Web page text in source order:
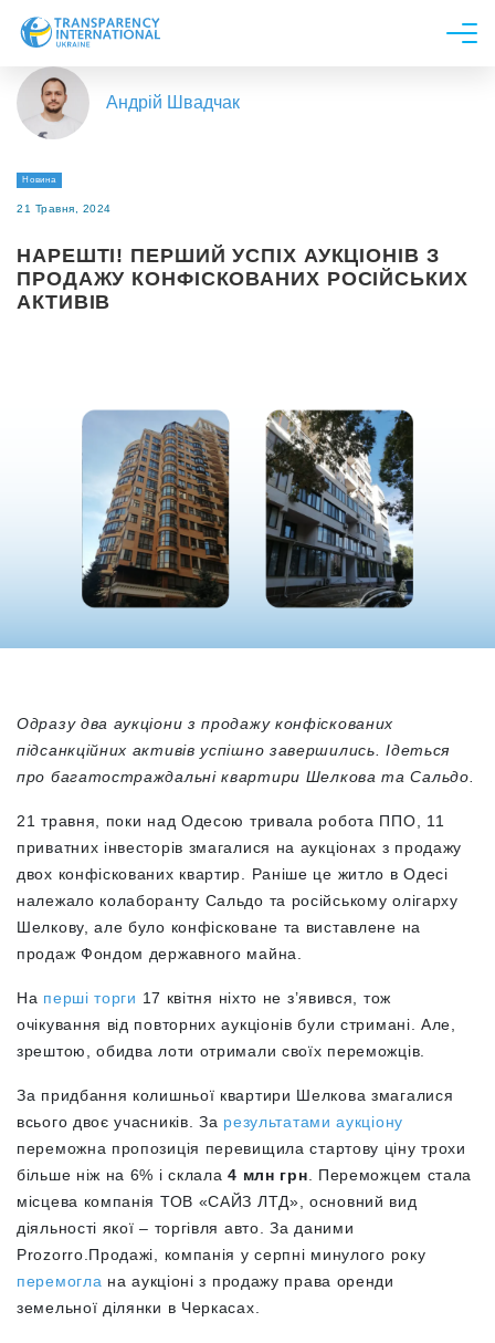
Про нас
Новини
Напрями роботи
Долучитися
Андрій Швадчак
Новина
21 Травня, 2024
НАРЕШТІ! ПЕРШИЙ УСПІХ АУКЦІОНІВ З
ПРОДАЖУ КОНФІСКОВАНИХ РОСІЙСЬКИХ
АКТИВІВ
Одразу два аукціони з продажу конфіскованих
підсанкційних активів успішно завершились. Ідеться
про багатостраждальні квартири Шелкова та Сальдо.
21 травня, поки над Одесою тривала робота ППО, 11
приватних інвесторів змагалися на аукціонах з продажу
двох конфіскованих квартир. Раніше це житло в Одесі
належало колаборанту Сальдо та російському олігарху
Шелкову, але було конфісковане та виставлене на
продаж Фондом державного майна.
На перші торги 17 квітня ніхто не з’явився, тож
очікування від повторних аукціонів були стримані. Але,
зрештою, обидва лоти отримали своїх переможців.
За придбання колишньої квартири Шелкова змагалися
всього двоє учасників. За результатами аукціону
переможна пропозиція перевищила стартову ціну трохи
більше ніж на 6% і склала4 млн грн . Переможцем стала
місцева компанія ТОВ «САЙЗ ЛТД», основний вид
діяльності якої – торгівля авто. За даними
Prozorro.Продажі, компанія у серпні минулого року
перемогла на аукціоні з продажу права оренди
земельної ділянки в Черкасах.